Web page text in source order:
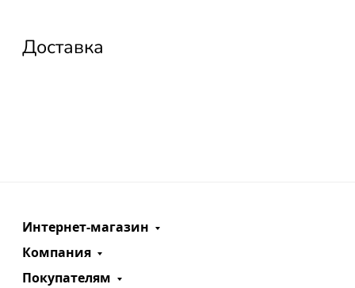
Доставка
Интернет-магазин
Компания
Покупателям